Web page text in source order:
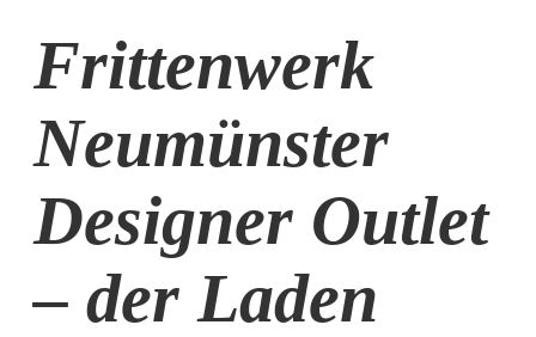
Frittenwerk
Neumünster
Designer Outlet
– der Laden